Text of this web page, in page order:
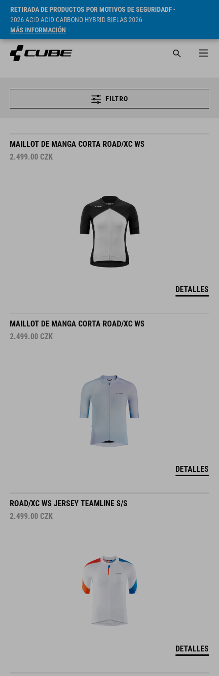
RETIRADA DE PRODUCTOS POR MOTIVOS DE SEGURIDADF-
2026 ACID ACID CARBONO HYBRID BIELAS 2026
MÁS INFORMACIÓN
FILTRO
MAILLOT DE MANGA CORTA ROAD/XC WS
2.499.00 CZK
DETALLES
MAILLOT DE MANGA CORTA ROAD/XC WS
2.499.00 CZK
DETALLES
ROAD/XC WS JERSEY TEAMLINE S/S
2.499.00 CZK
DETALLES